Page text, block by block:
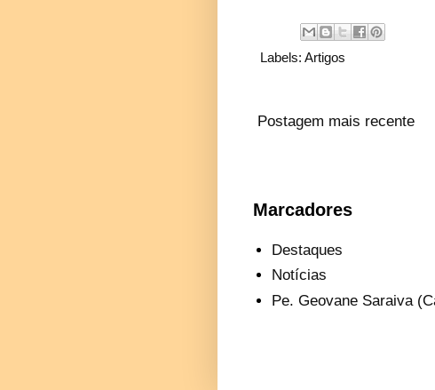
Labels: Artigos
Postagem mais recente
Marcadores
Destaques
Notícias
Pe. Geovane Saraiva